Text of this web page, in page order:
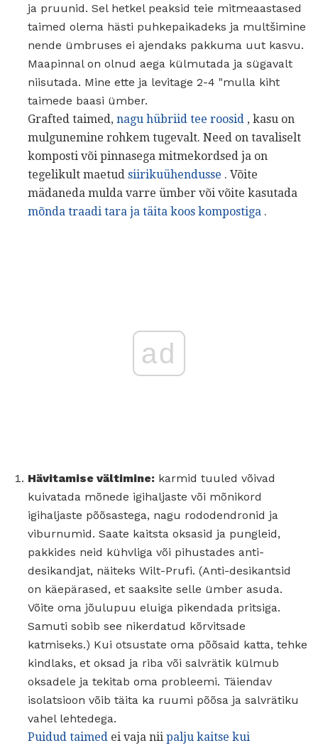
ja pruunid. Sel hetkel peaksid teie mitmeaastased
taimed olema hästi puhkepaikadeks ja multšimine
nende ümbruses ei ajendaks pakkuma uut kasvu.
Maapinnal on olnud aega külmutada ja sügavalt
niisutada. Mine ette ja levitage 2-4 "mulla kiht
taimede baasi ümber.
Grafted taimed, nagu hübriid tee roosid , kasu on
mulgunemine rohkem tugevalt. Need on tavaliselt
komposti või pinnasega mitmekordsed ja on
tegelikult maetud siirikuühendusse . Võite
mädaneda mulda varre ümber või võite kasutada
mõnda traadi tara ja täita koos kompostiga .
ad
Hävitamise vältimine: karmid tuuled võivad
kuivatada mõnede igihaljaste või mõnikord
igihaljaste põõsastega, nagu rododendronid ja
viburnumid. Saate kaitsta oksasid ja pungleid,
pakkides neid kühvliga või pihustades anti-
desikandjat, näiteks Wilt-Prufi. (Anti-desikantsid
on käepärased, et saaksite selle ümber asuda.
Võite oma jõulupuu eluiga pikendada pritsiga.
Samuti sobib see nikerdatud kõrvitsade
katmiseks.) Kui otsustate oma põõsaid katta, tehke
kindlaks, et oksad ja riba või salvrätik külmub
oksadele ja tekitab oma probleemi. Täiendav
isolatsioon võib täita ka ruumi põõsa ja salvrätiku
vahel lehtedega.
Puidud taimed ei vaja nii palju kaitse kui